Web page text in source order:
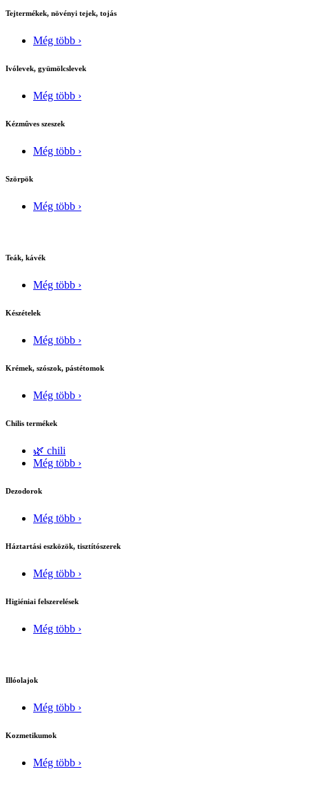
Tejtermékek, növényi tejek, tojás
Még több ›
Ivólevek, gyümölcslevek
Még több ›
Kézmûves szeszek
Még több ›
Szörpök
Még több ›
Teák, kávék
Még több ›
Készételek
Még több ›
Krémek, szószok, pástétomok
Még több ›
Chilis termékek
🌿 chili
Még több ›
Dezodorok
Még több ›
Háztartási eszközök, tisztítószerek
Még több ›
Higiéniai felszerelések
Még több ›
Illóolajok
Még több ›
Kozmetikumok
Még több ›